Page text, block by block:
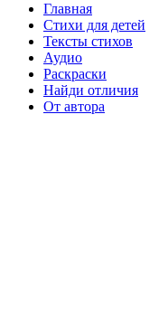
Главная
Стихи для детей
Тексты стихов
Аудио
Раскраски
Найди отличия
От автора